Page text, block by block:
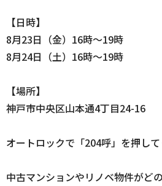
【日時】
8月23日（金）16時〜19時
8月24日（土）16時〜19時
【場所】
神戸市中央区山本通4丁目24-16
オートロックで「204呼」を押して
中古マンションやリノベ物件がど